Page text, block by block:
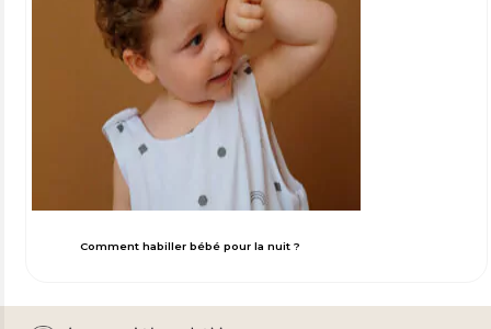
Comment habiller bébé pour la nuit ?